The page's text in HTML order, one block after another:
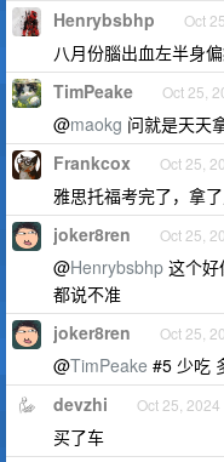
Henrybsbhp Oct
八月份腦出血左半身
TimPeake Oct 25,
@maokg 问就是天天
Frankcox Oct 25,
雅思托福考完了，拿
joker8ren Oct 25,
@Henrybsbhp 这个好
都说不准
joker8ren Oct 25,
@TimPeake #5 少吃
devzhi Oct 25, 2024
买了车